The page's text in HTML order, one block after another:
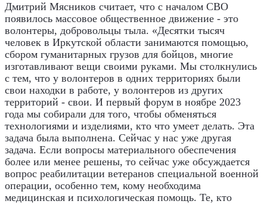
Дмитрий Мясников считает, что с началом СВО
появилось массовое общественное движение - это
волонтеры, добровольцы тыла. «Десятки тысяч
человек в Иркутской области занимаются помощью,
сбором гуманитарных грузов для бойцов, многие
изготавливают вещи своими руками. Мы столкнулись
с тем, что у волонтеров в одних территориях были
свои находки в работе, у волонтеров из других
территорий - свои. И первый форум в ноябре 2023
года мы собирали для того, чтобы обменяться
технологиями и изделиями, кто что умеет делать. Эта
задача была выполнена. Сейчас у нас уже другая
задача. Если вопросы материального обеспечения
более или менее решены, то сейчас уже обсуждается
вопрос реабилитации ветеранов специальной военной
операции, особенно тем, кому необходима
медицинская и психологическая помощь. Те, кто